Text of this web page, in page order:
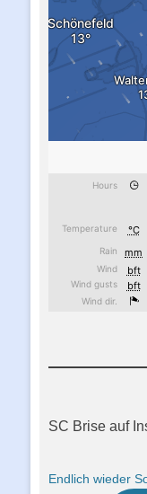
SC Brise auf
Endlich wieder